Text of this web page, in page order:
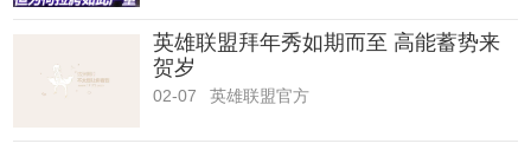
英雄联盟拜年秀如期而至 高能蓄势来
贺岁
02-07 英雄联盟官方